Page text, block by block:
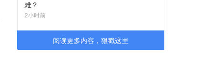
难？
2小时前
阅读更多内容，狠戳这里